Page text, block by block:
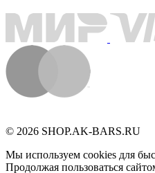
© 2026 SHOP.AK-BARS.RU
Мы используем cookies для
Продолжая пользоваться